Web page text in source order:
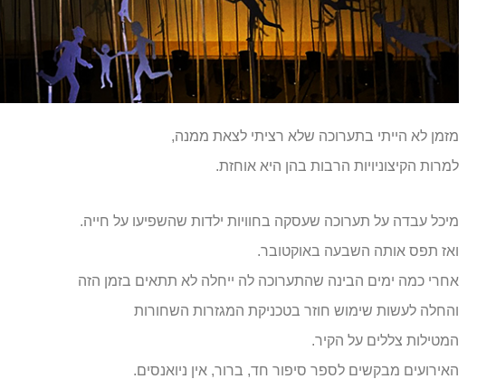
מזמן לא הייתי בתערוכה שלא רציתי לצאת ממנה,
למרות הקיצוניויות הרבות בהן היא אוחזת.
מיכל עבדה על תערוכה שעסקה בחוויות ילדות שהשפיעו על חייה.
ואז תפס אותה השבעה באוקטובר.
אחרי כמה ימים הבינה שהתערוכה לה ייחלה לא תתאים בזמן הזה
והחלה לעשות שימוש חוזר בטכניקת המגזרות השחורות
המטילות צללים על הקיר.
האירועים מבקשים לספר סיפור חד, ברור, אין ניואנסים.